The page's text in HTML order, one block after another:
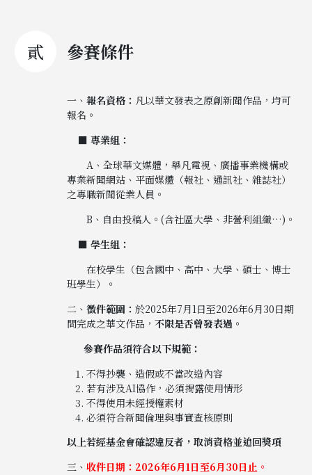
貳 參賽條件
一、 報名資格： 凡以華文發表之原創新聞作品，均可
報名。
■ 專業組：
A、全球華文媒體，舉凡電視、廣播事業機構或
專業新聞網站、平面媒體（報社、通訊社、雜誌社）
之專職新聞從業人員。
B、自由投稿人。(含社區大學、非營利組織…)。
■ 學生組：
在校學生（包含國中、高中、大學、碩士、博士
班學生）。
二、 徵件範圍： 於2025年7月1日至2026年6月30日期
間完成之華文作品， 不限是否曾發表過。
參賽作品須符合以下規範：
不得抄襲、造假或不當改造內容
若有涉及AI協作，必須揭露使用情形
不得使用未經授權素材
必須符合新聞倫理與事實查核原則
以上若經基金會確認違反者，取消資格並追回獎項
三、 收件日期：2026年6月1日至6月30日止。